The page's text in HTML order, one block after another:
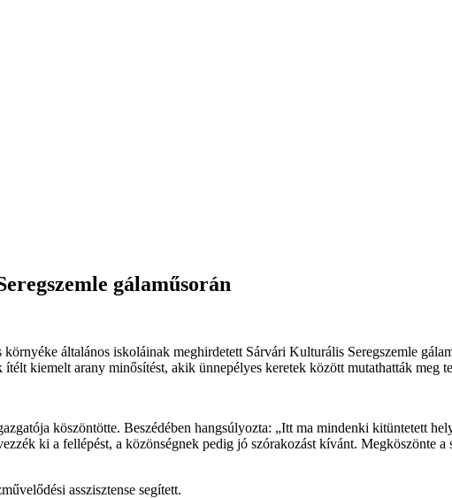
gálaműsorán
általános iskoláinak meghirdetett Sárvári Kulturális Seregszemle
kiemelt arany minősítést, akik ünnepélyes keretek között mutathatták meg
köszöntötte. Beszédében hangsúlyozta: „Itt ma mindenki kitüntetett
ki a fellépést, a közönségnek pedig jó szórakozást kívánt. Megköszönte
asszisztense segített.